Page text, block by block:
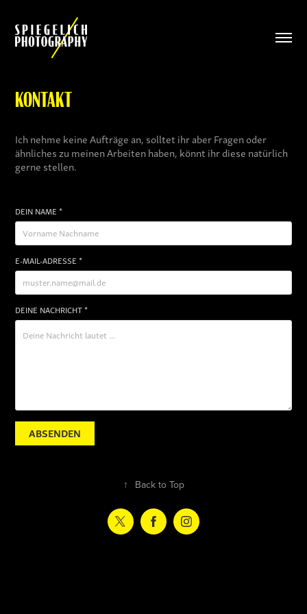
KONTAKT
Ich nehme keine Aufträge an, solltet ihr aber Fragen oder
ähnliches zu meinen Arbeiten haben, könnt ihr diese natürlich
gerne stellen.
DEIN NAME *
E-MAIL-ADRESSE *
DEINE NACHRICHT *
ABSENDEN
↑ Back to Top